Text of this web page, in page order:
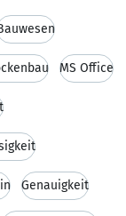
MS Office
Genauigkeit